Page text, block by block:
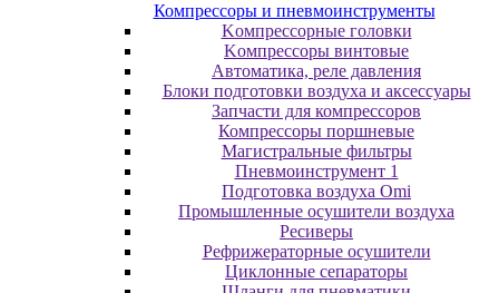
Компрессоры и пневмоинструменты
Koмпpeccopныe гoлoвки
Koмпpeccopы винтoвыe
Автоматика, реле давления
Блоки подготовки воздуха и аксессуары
Запчасти для компрессоров
Компрессоры поршневые
Магистральные фильтры
Пневмоинструмент 1
Подготовка воздуха Omi
Промышленные осушители воздуха
Ресиверы
Рефрижераторные осушители
Циклонные сепараторы